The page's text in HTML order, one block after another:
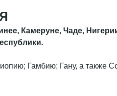
Камеруне, Чаде,
Гамбию; Гану, а также